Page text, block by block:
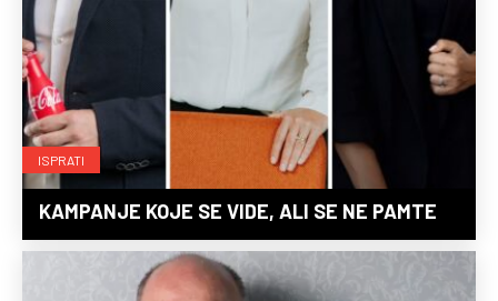
ISPRATI
KAMPANJE KOJE SE VIDE, ALI SE NE PAMTE